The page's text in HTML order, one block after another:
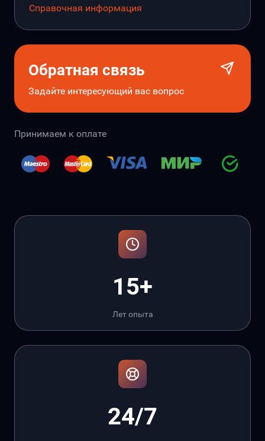
Справочная информация
Обратная связь
Задайте интересующий вас вопрос
Принимаем к оплате
15+
Лет опыта
24/7